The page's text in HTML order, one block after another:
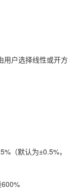
用户选择线性或开方
（默认为±0.5%，